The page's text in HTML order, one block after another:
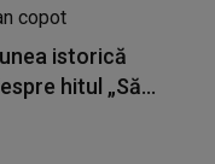
istorică
hitul „Să...